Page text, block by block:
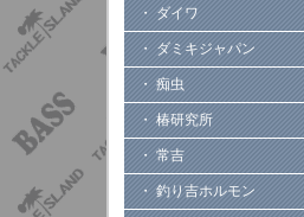
・ ダイワ
・ ダミキジャパン
・ 痴虫
・ 椿研究所
・ 常吉
・ 釣り吉ホルモン